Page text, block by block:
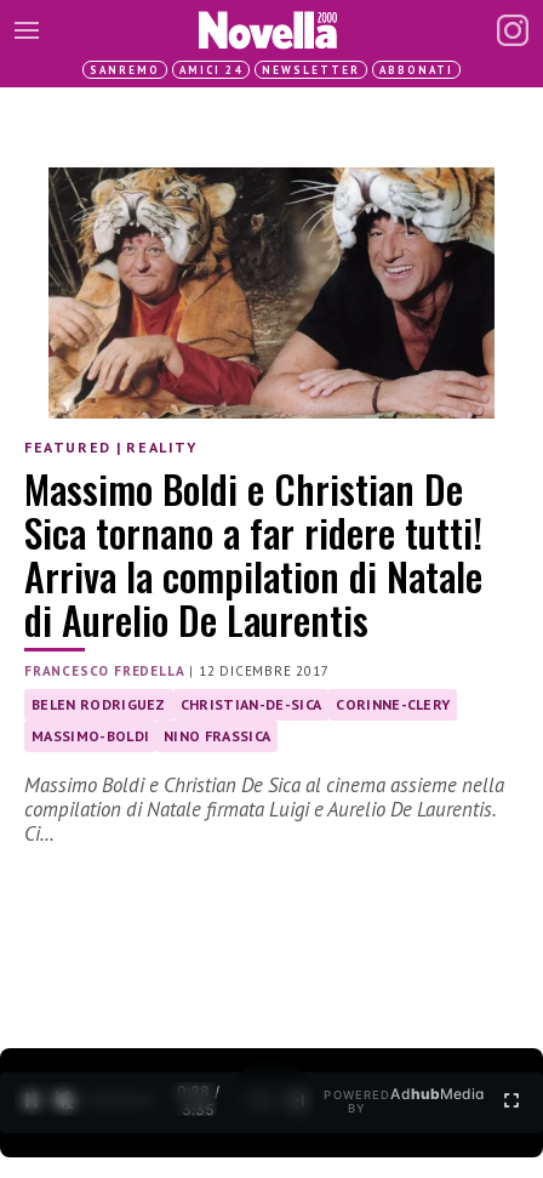
SANREMO AMICI 24 NEWSLETTER ABBONATI
FEATURED | REALITY
Massimo Boldi e Christian De
Sica tornano a far ridere tutti!
Arriva la compilation di Natale
di Aurelio De Laurentis
FRANCESCO FREDELLA | 12 DICEMBRE 2017
BELEN RODRIGUEZ CHRISTIAN-DE-SICA
CORINNE-CLERY
MASSIMO-BOLDI
NINO FRASSICA
Massimo Boldi e Christian De Sica al cinema assieme nella
compilation di Natale firmata Luigi e Aurelio De Laurentis.
Ci…
0:29 /
3:35
POWERED
BY
AdhubMedia